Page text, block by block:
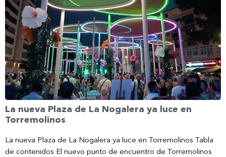
La nueva Plaza de La Nogalera ya luce en
Torremolinos
La nueva Plaza de La Nogalera ya luce en Torremolinos Tabla
de contenidos El nuevo punto de encuentro de Torremolinos